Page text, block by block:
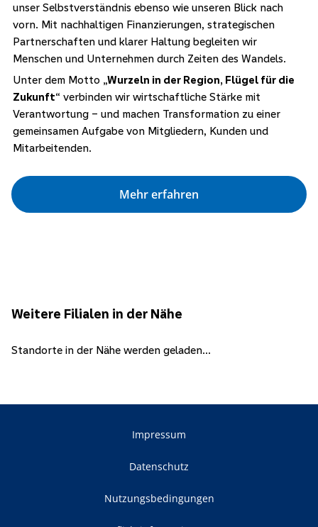
unser Selbstverständnis ebenso wie unseren Blick nach
vorn. Mit nachhaltigen Finanzierungen, strategischen
Partnerschaften und klarer Haltung begleiten wir
Menschen und Unternehmen durch Zeiten des Wandels.
Unter dem Motto „Wurzeln in der Region, Flügel für die
Zukunft“ verbinden wir wirtschaftliche Stärke mit
Verantwortung – und machen Transformation zu einer
gemeinsamen Aufgabe von Mitgliedern, Kunden und
Mitarbeitenden.
Mehr erfahren
Weitere Filialen in der Nähe
Standorte in der Nähe werden geladen...
Impressum
Datenschutz
Nutzungsbedingungen